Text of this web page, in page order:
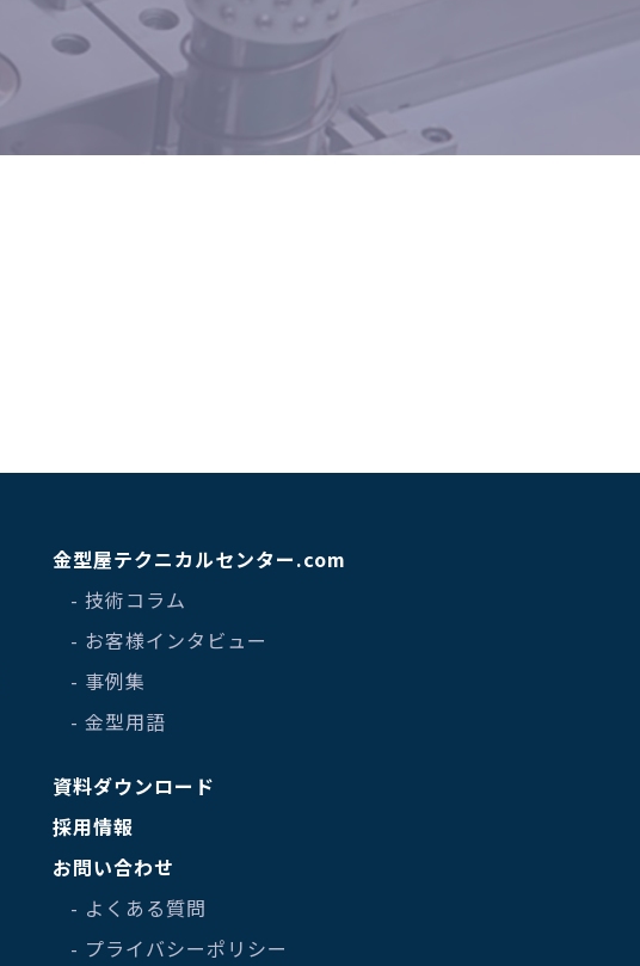
金型屋テクニカルセンター.com
- 技術コラム
- お客様インタビュー
- 事例集
- 金型用語
資料ダウンロード
採用情報
お問い合わせ
- よくある質問
- プライバシーポリシー